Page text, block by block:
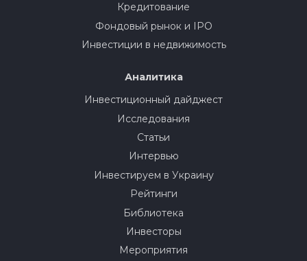
Кредитование
Фондовый рынок и IPO
Инвестиции в недвижимость
Аналитика
Инвестиционный дайджест
Исследования
Статьи
Интервью
Инвестируем в Украину
Рейтинги
Библиотека
Инвесторы
Мероприятия